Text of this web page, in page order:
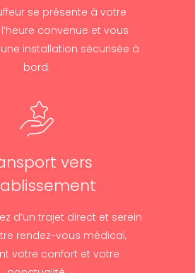
se présente à votre
convenue et vous
installation sécurisée à
bord.
vers
d’un trajet direct et serein
rendez-vous médical,
votre confort et votre